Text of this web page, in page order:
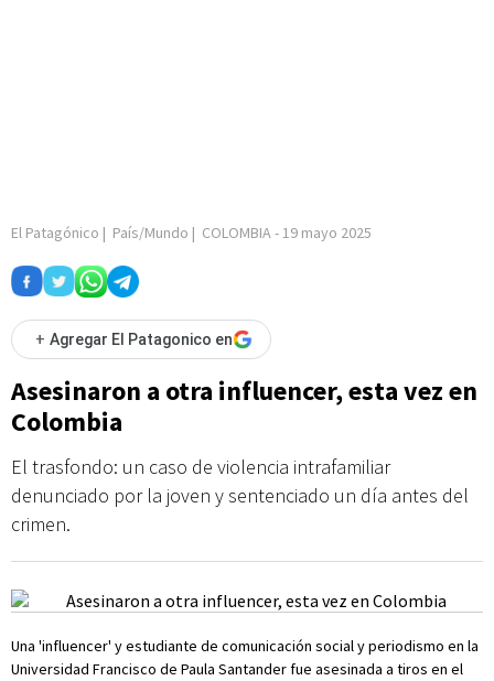
El Patagónico | País/Mundo | COLOMBIA- 19 mayo 2025
+ Agregar El Patagonico en
Asesinaron a otra influencer, esta vez en
Colombia
El trasfondo: un caso de violencia intrafamiliar
denunciado por la joven y sentenciado un día antes del
crimen.
Una 'influencer' y estudiante de comunicación social y periodismo en la
Universidad Francisco de Paula Santander fue asesinada a tiros en el